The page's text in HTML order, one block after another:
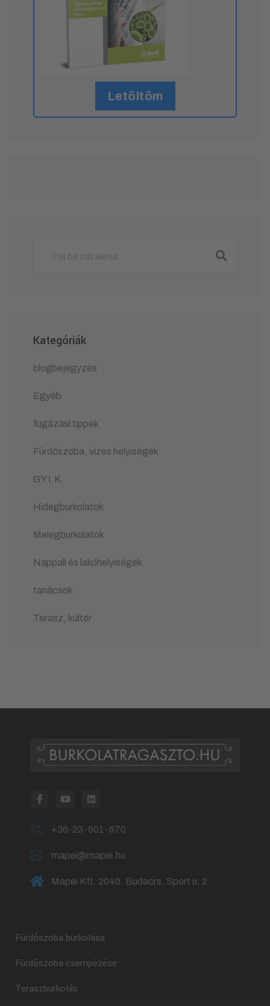
Letöltöm
Kategóriák
blogbejegyzés
Egyéb
fugázási tippek
Fürdőszoba, vizes helyiségek
GY.I.K.
Hidegburkolatok
Melegburkolatok
Nappali és lakóhelyiségek
tanácsok
Terasz, kültér
+36-23-501-670
mapei@mapei.hu
Mapei Kft. 2040. Budaörs, Sport u. 2.
Fürdőszoba burkolása
Fürdőszoba csempézése
Teraszburkolás